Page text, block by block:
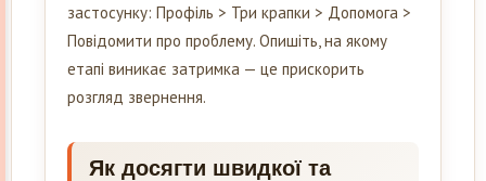
застосунку: Профіль > Три крапки > Допомога >
Повідомити про проблему. Опишіть, на якому
етапі виникає затримка — це прискорить
розгляд звернення.
Як досягти швидкої та